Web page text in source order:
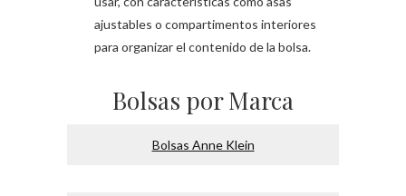
ajustables o compartimentos interiores
para organizar el contenido de la bolsa.
Bolsas por Marca
Bolsas Anne Klein